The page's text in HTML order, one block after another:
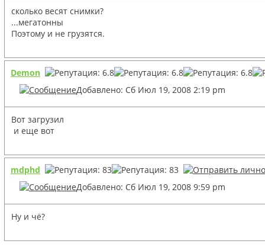
сколько весят снимки?
...мегатонны
Поэтому и не грузятся.
Demon
Добавлено: Сб Июл 19, 2008 2:19 pm
Вот загрузил
и еще вот
mdphd
Добавлено: Сб Июл 19, 2008 9:59 pm
Ну и чё?